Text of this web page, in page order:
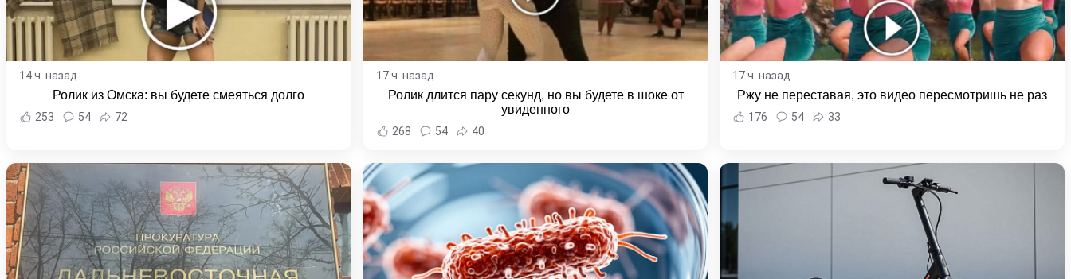
14 ч. назад
Ролик из Омска: вы будете смеяться долго
253 54 72
17 ч. назад
Ролик длится пару секунд, но вы будете в шоке от
увиденного
268 54 40
17 ч. назад
Ржу не переставая, это видео пересмотришь не раз
176 54 33